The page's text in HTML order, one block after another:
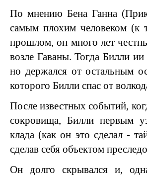
По мнению Бена Ганна
самым плохим человеком (к
прошлом, он много лет
возле Гаваны. Тогда Билли
но держался от остальным
которого Билли спас от
После известных событий,
сокровища, Билли первым
клада (как он это сделал -
сделав себя объектом
Он долго скрывался и,